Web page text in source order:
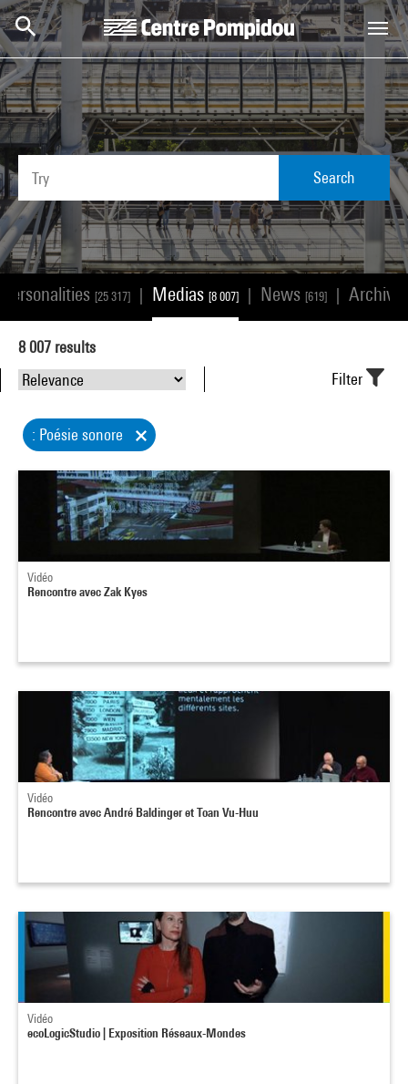
Skip to main content
Centre Pompidou
Search
[25 317] Medias [8 007] News [619]
8 007 results
Filter
: Poésie sonore
Vidéo
Rencontre avec Zak Kyes
Vidéo
Rencontre avec André Baldinger et Toan Vu-Huu
Vidéo
ecoLogicStudio | Exposition Réseaux-Mondes